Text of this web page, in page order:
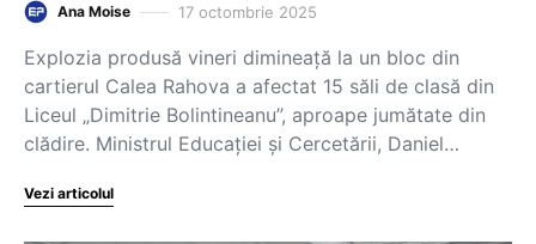
Ana Moise 17 octombrie 2025
Explozia produsă vineri dimineață la un bloc din
cartierul Calea Rahova a afectat 15 săli de clasă din
Liceul „Dimitrie Bolintineanu”, aproape jumătate din
clădire. Ministrul Educației și Cercetării, Daniel…
Vezi articolul